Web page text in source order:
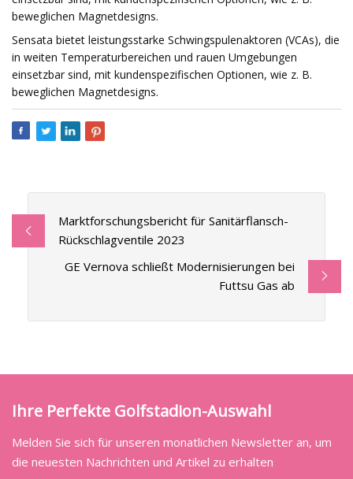
beweglichen Magnetdesigns.
Sensata bietet leistungsstarke Schwingspulenaktoren (VCAs), die
in weiten Temperaturbereichen und rauen Umgebungen
einsetzbar sind, mit kundenspezifischen Optionen, wie z. B.
beweglichen Magnetdesigns.
Marktforschungsbericht für Sanitärflansch-
Rückschlagventile 2023
GE Vernova schließt Modernisierungen bei
Futtsu Gas ab
Ihre Perfekte Golfstadion-Auswahl
Melden Sie sich für unseren monatlichen Newsletter an, um
die neuesten Nachrichten und Artikel zu erhalten